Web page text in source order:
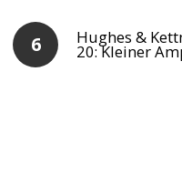
Hughes &
20: Kleiner